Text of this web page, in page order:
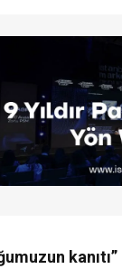
kanıtı”